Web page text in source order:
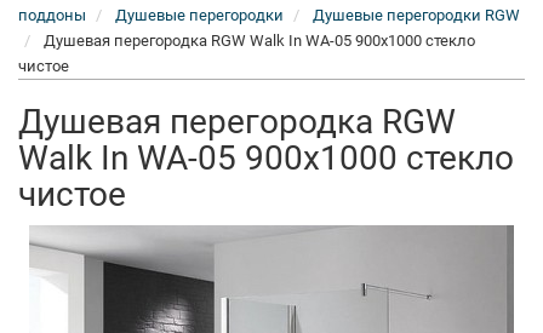
поддоны
Душевые перегородки
Душевые перегородки RGW
Душевая перегородка RGW Walk In WA-05 900x1000 стекло
чистое
Душевая перегородка RGW
Walk In WA-05 900x1000 стекло
чистое